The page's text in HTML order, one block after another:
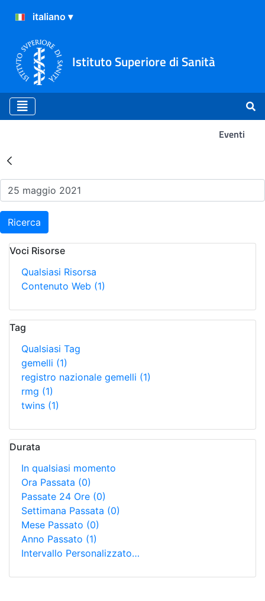
Istituto Superiore di Sanità
Eventi
Risultati della Ricerca -
Ricerca
Voci Risorse
Qualsiasi Risorsa
Contenuto Web (1)
Tag
Qualsiasi Tag
gemelli (1)
registro nazionale gemelli (1)
rmg (1)
twins (1)
Durata
In qualsiasi momento
Ora Passata (0)
Passate 24 Ore (0)
Settimana Passata (0)
Mese Passato (0)
Anno Passato (1)
Intervallo Personalizzato…